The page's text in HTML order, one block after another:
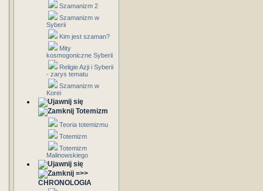
Szamanizm 2
Szamanizm w
Syberii
Kim jest szaman?
Mity
kosmogoniczne Syberii
Religie Azji i Syberii
- zarys tematu
Szamanizm w
Korei
Totemizm
Teoria totemizmu
Totemizm
Totemizm
Malinowskiego
=>>
CHRONOLOGIA